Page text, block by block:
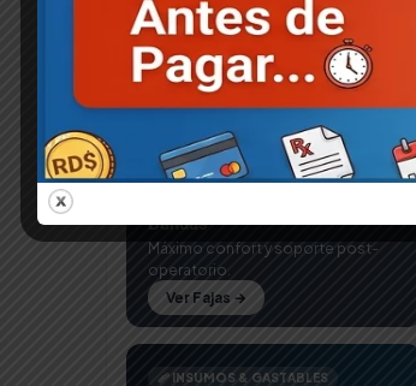
Mujeres
Preservativos
Salud y Bienestar 265
Tulipe 3
Equipos grado médico con
entrega express en Santo
Domingo.
Ver Equipos →
🦺 FAJAS MÉDICAS
Bandas
Máximo confort y soporte post-
operatorio.
Ver Fajas →
🩹 INSUMOS & GASTABLES